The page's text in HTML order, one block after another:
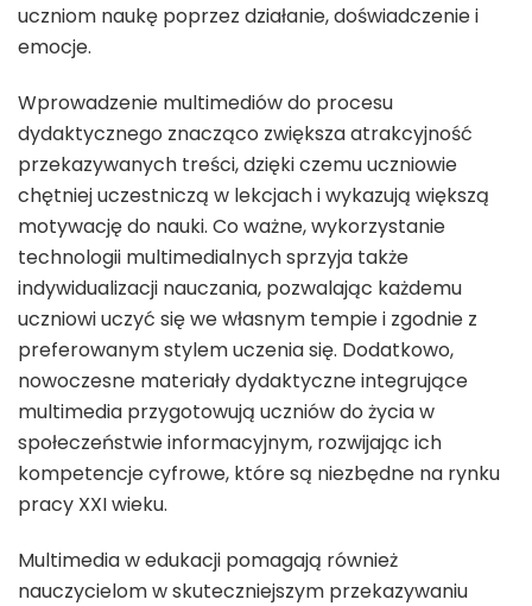
uczniom naukę poprzez działanie, doświadczenie i
emocje.
Wprowadzenie multimediów do procesu
dydaktycznego znacząco zwiększa atrakcyjność
przekazywanych treści, dzięki czemu uczniowie
chętniej uczestniczą w lekcjach i wykazują większą
motywację do nauki. Co ważne, wykorzystanie
technologii multimedialnych sprzyja także
indywidualizacji nauczania, pozwalając każdemu
uczniowi uczyć się we własnym tempie i zgodnie z
preferowanym stylem uczenia się. Dodatkowo,
nowoczesne materiały dydaktyczne integrujące
multimedia przygotowują uczniów do życia w
społeczeństwie informacyjnym, rozwijając ich
kompetencje cyfrowe, które są niezbędne na rynku
pracy XXI wieku.
Multimedia w edukacji pomagają również
nauczycielom w skuteczniejszym przekazywaniu